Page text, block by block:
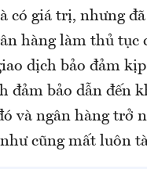
có giá trị, nhưng
hàng làm thủ
dịch bảo đảm
đảm bảo dẫn đến
và ngân hàng trở
cũng mất luôn